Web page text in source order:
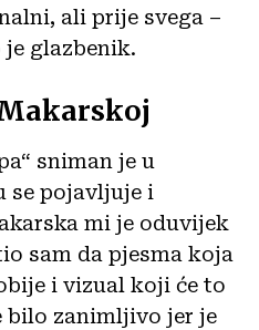
ali prije svega –
glazbenik.
sniman je u
se pojavljuje i
mi je oduvijek
sam da pjesma koja
i vizual koji će to
bilo zanimljivo jer je